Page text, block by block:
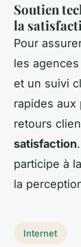
Soutien
la
Pour
les
et un suivi
rapides aux
retours
satisfaction
participe à la
la
Internet